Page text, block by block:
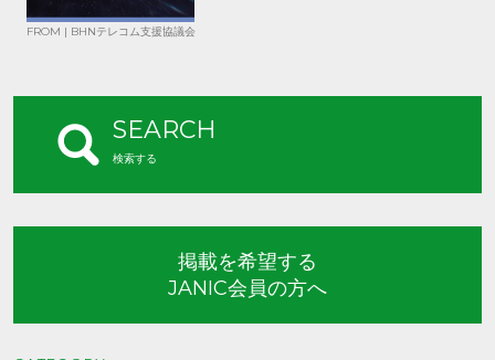
FROM | BHNテレコム支援協議会
SEARCH
検索する
掲載を希望する
JANIC会員の方へ